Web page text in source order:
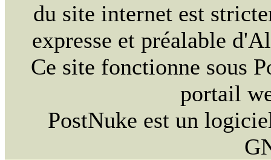
du site internet est
expresse et préalable
Ce site fonctionne sous
portail
PostNuke est un